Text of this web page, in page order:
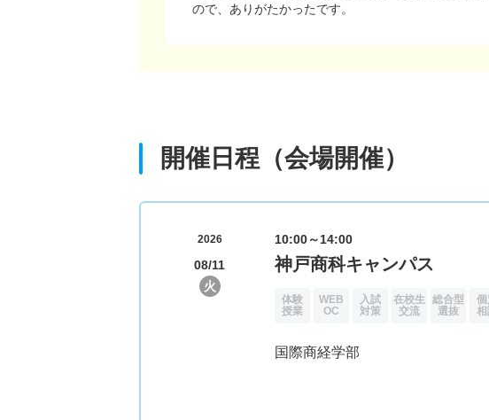
ので、ありがたかったです。
開催日程（会場開催）
2026
08/11
火
10:00～14:00
神戸商科キャンパス
体験
授業
WEB
OC
入試
対策
在校生
交流
総合型
選抜
個
国際商経学部